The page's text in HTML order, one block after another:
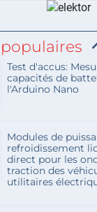
Test d'accus:
capacités de
l'Arduino Nano
Modules de
refroidissement
direct pour les
traction des
utilitaires